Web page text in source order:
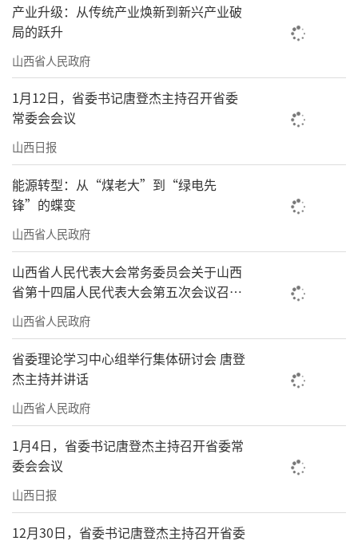
产业升级：从传统产业焕新到新兴产业破
局的跃升
山西省人民政府
1月12日，省委书记唐登杰主持召开省委
常委会会议
山西日报
能源转型：从“煤老大”到“绿电先
锋”的蝶变
山西省人民政府
山西省人民代表大会常务委员会关于山西
省第十四届人民代表大会第五次会议召开
时间的决定
山西省人民政府
省委理论学习中心组举行集体研讨会 唐登
杰主持并讲话
山西省人民政府
1月4日，省委书记唐登杰主持召开省委常
委会会议
山西日报
12月30日，省委书记唐登杰主持召开省委